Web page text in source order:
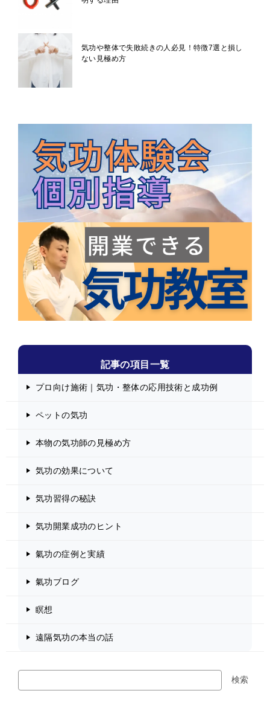
気功や整体で失敗続きの人必見！特徴7選と損し
ない見極め方
記事の項目一覧
プロ向け施術｜気功・整体の応用技術と成功例
ペットの気功
本物の気功師の見極め方
気功の効果について
気功習得の秘訣
気功開業成功のヒント
氣功の症例と実績
氣功ブログ
瞑想
遠隔気功の本当の話
索
検索